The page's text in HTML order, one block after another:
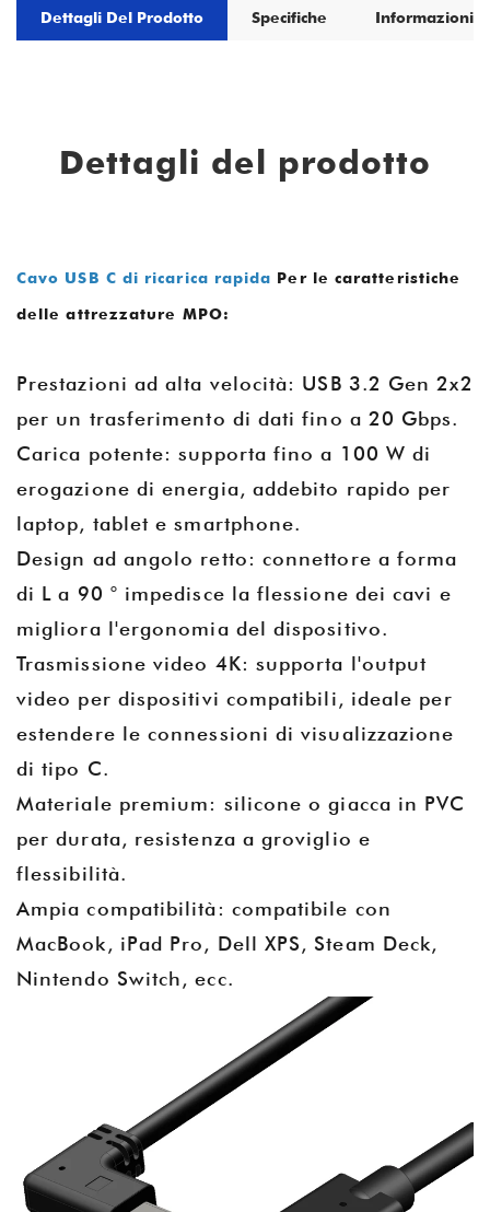
Dettagli Del Prodotto Specifiche Informazioni
Dettagli del prodotto
Cavo USB C di ricarica rapida Per le caratteristiche
delle attrezzature MPO:
Prestazioni ad alta velocità: USB 3.2 Gen 2x2
per un trasferimento di dati fino a 20 Gbps.
Carica potente: supporta fino a 100 W di
erogazione di energia, addebito rapido per
laptop, tablet e smartphone.
Design ad angolo retto: connettore a forma
di L a 90 ° impedisce la flessione dei cavi e
migliora l'ergonomia del dispositivo.
Trasmissione video 4K: supporta l'output
video per dispositivi compatibili, ideale per
estendere le connessioni di visualizzazione
di tipo C.
Materiale premium: silicone o giacca in PVC
per durata, resistenza a groviglio e
flessibilità.
Ampia compatibilità: compatibile con
MacBook, iPad Pro, Dell XPS, Steam Deck,
Nintendo Switch, ecc.